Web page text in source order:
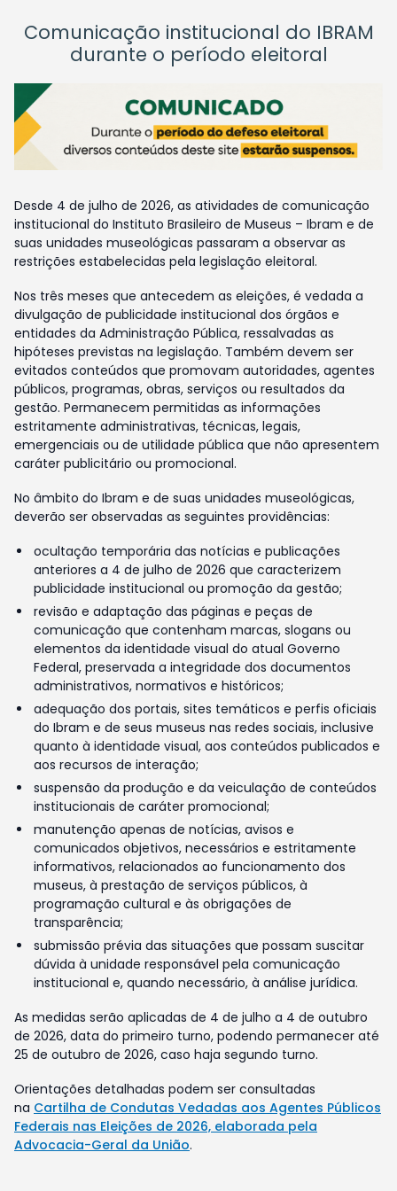
Comunicação institucional do IBRAM
durante o período eleitoral
Desde 4 de julho de 2026, as atividades de comunicação
institucional do Instituto Brasileiro de Museus – Ibram e de
suas unidades museológicas passaram a observar as
restrições estabelecidas pela legislação eleitoral.
Nos três meses que antecedem as eleições, é vedada a
divulgação de publicidade institucional dos órgãos e
entidades da Administração Pública, ressalvadas as
hipóteses previstas na legislação. Também devem ser
evitados conteúdos que promovam autoridades, agentes
públicos, programas, obras, serviços ou resultados da
gestão. Permanecem permitidas as informações
estritamente administrativas, técnicas, legais,
emergenciais ou de utilidade pública que não apresentem
caráter publicitário ou promocional.
No âmbito do Ibram e de suas unidades museológicas,
deverão ser observadas as seguintes providências:
ocultação temporária das notícias e publicações
anteriores a 4 de julho de 2026 que caracterizem
publicidade institucional ou promoção da gestão;
revisão e adaptação das páginas e peças de
comunicação que contenham marcas, slogans ou
elementos da identidade visual do atual Governo
Federal, preservada a integridade dos documentos
administrativos, normativos e históricos;
adequação dos portais, sites temáticos e perfis oficiais
do Ibram e de seus museus nas redes sociais, inclusive
quanto à identidade visual, aos conteúdos publicados e
aos recursos de interação;
suspensão da produção e da veiculação de conteúdos
institucionais de caráter promocional;
manutenção apenas de notícias, avisos e
comunicados objetivos, necessários e estritamente
informativos, relacionados ao funcionamento dos
museus, à prestação de serviços públicos, à
programação cultural e às obrigações de
transparência;
submissão prévia das situações que possam suscitar
dúvida à unidade responsável pela comunicação
institucional e, quando necessário, à análise jurídica.
As medidas serão aplicadas de 4 de julho a 4 de outubro
de 2026, data do primeiro turno, podendo permanecer até
25 de outubro de 2026, caso haja segundo turno.
Orientações detalhadas podem ser consultadas
na Cartilha de Condutas Vedadas aos Agentes Públicos
Federais nas Eleições de 2026, elaborada pela
Advocacia-Geral da União.